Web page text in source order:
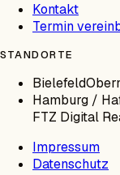
Kontakt
Termin
STANDORTE
Bielefeld
Hamburg /
FTZ Digital
Impressum
Datenschutz